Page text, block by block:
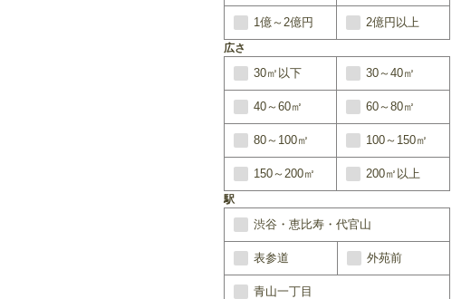
1億～2億円 2億円以上
広さ
30㎡以下 30～40㎡
40～60㎡ 60～80㎡
80～100㎡ 100～150㎡
150～200㎡ 200㎡以上
駅
渋谷・恵比寿・代官山
表参道 外苑前
青山一丁目